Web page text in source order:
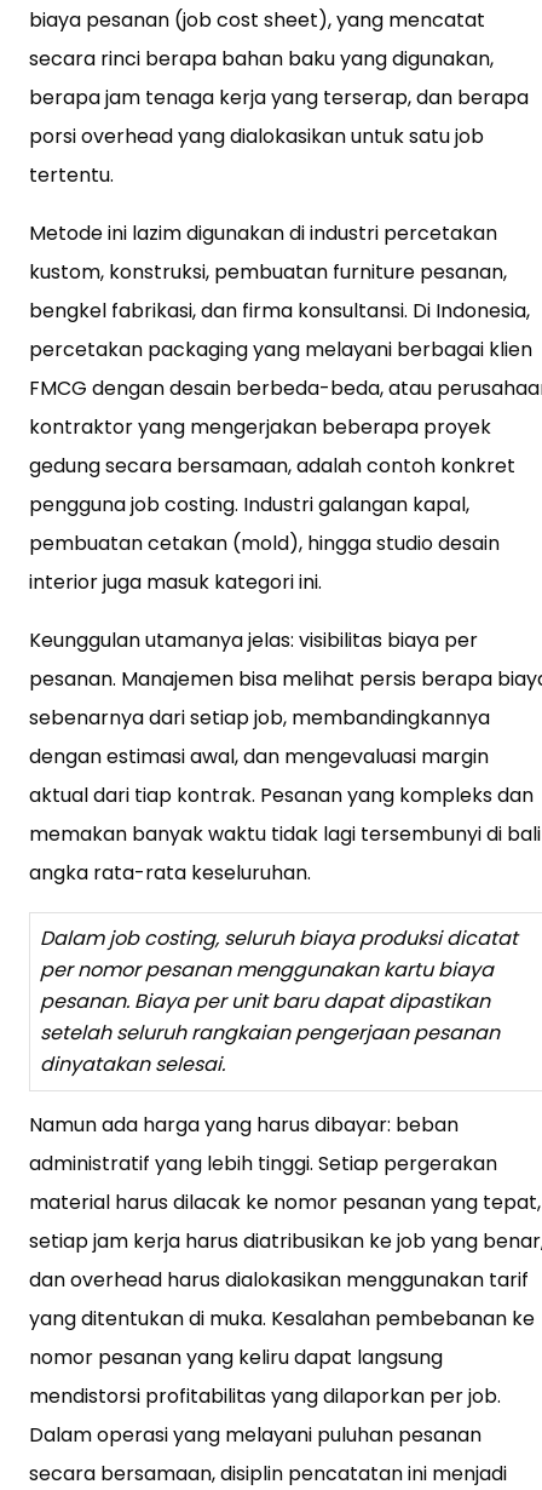
biaya pesanan (job cost sheet), yang mencatat
secara rinci berapa bahan baku yang digunakan,
berapa jam tenaga kerja yang terserap, dan berapa
porsi overhead yang dialokasikan untuk satu job
tertentu.
Metode ini lazim digunakan di industri percetakan
kustom, konstruksi, pembuatan furniture pesanan,
bengkel fabrikasi, dan firma konsultansi. Di Indonesia,
percetakan packaging yang melayani berbagai klien
FMCG dengan desain berbeda-beda, atau
kontraktor yang mengerjakan beberapa proyek
gedung secara bersamaan, adalah contoh konkret
pengguna job costing. Industri galangan kapal,
pembuatan cetakan (mold), hingga studio desain
interior juga masuk kategori ini.
Keunggulan utamanya jelas: visibilitas biaya per
pesanan. Manajemen bisa melihat persis berapa
sebenarnya dari setiap job, membandingkannya
dengan estimasi awal, dan mengevaluasi margin
aktual dari tiap kontrak. Pesanan yang kompleks dan
memakan banyak waktu tidak lagi tersembunyi di
angka rata-rata keseluruhan.
Dalam job costing, seluruh biaya produksi dicatat
per nomor pesanan menggunakan kartu biaya
pesanan. Biaya per unit baru dapat dipastikan
setelah seluruh rangkaian pengerjaan pesanan
dinyatakan selesai.
Namun ada harga yang harus dibayar: beban
administratif yang lebih tinggi. Setiap pergerakan
material harus dilacak ke nomor pesanan yang tepat,
setiap jam kerja harus diatribusikan ke job yang
dan overhead harus dialokasikan menggunakan tarif
yang ditentukan di muka. Kesalahan pembebanan ke
nomor pesanan yang keliru dapat langsung
mendistorsi profitabilitas yang dilaporkan per job.
Dalam operasi yang melayani puluhan pesanan
secara bersamaan, disiplin pencatatan ini menjadi